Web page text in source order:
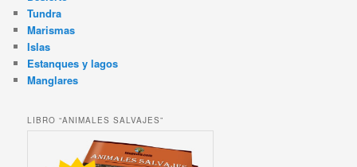
Tundra
Marismas
Islas
Estanques y lagos
Manglares
LIBRO “ANIMALES SALVAJES”